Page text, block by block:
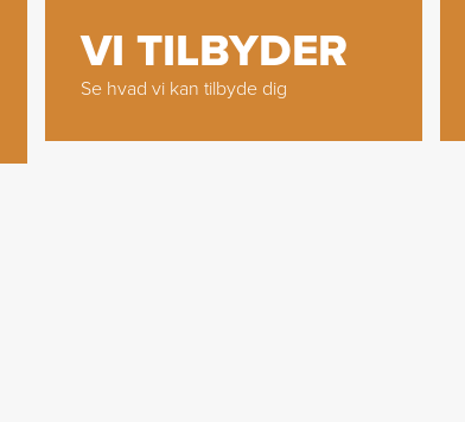
VI TILBYDER
Se hvad vi kan tilbyde dig